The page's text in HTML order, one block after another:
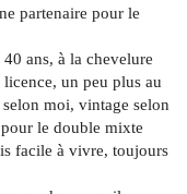
partenaire pour le
ans, à la chevelure
un peu plus au
moi, vintage selon
le double mixte
facile à vivre, toujours